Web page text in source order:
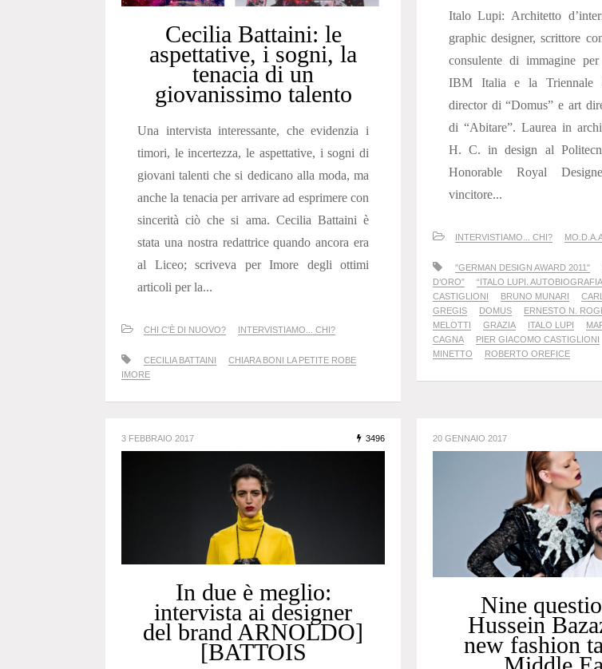
Cecilia Battaini: le
aspettative, i sogni, la
tenacia di un
giovanissimo talento
Una intervista interessante, che evidenzia i
timori, le incertezza, le aspettative, i sogni di
giovani talenti che si dedicano alla moda, ma
anche la tenacia per arrivare ad esprimere con
sincerità ciò che si ama. Cecilia Battaini è
stata una nostra redattrice quando ancora era
al Liceo; scriveva per Imore degli ottimi
articoli per la...
CHI C'È DI NUOVO? INTERVISTIAMO... CHI?
CECILIA BATTAINI
CHIARA BONI LA PETITE ROBE
IMORE
Italo Lupi: Architetto
graphic designer, scrittore
consulente di immagine
IBM Italia e la Triennale
director di “Domus” e art
di “Abitare”. Laurea in
H. C. in design al
Honorable Royal
vincitore...
INTERVISTIAMO... CHI?
"GERMAN DESIGN AWARD 2011"
D’ORO”
“ITALO LUPI.
CASTIGLIONI
BRUNO MUNARI
GREGIS
DOMUS ERNESTO N.
MELOTTI
GRAZIA ITALO LUPI
CAGNA
PIER GIACOMO CASTIGLIONI
MINETTO
ROBERTO OREFICE
3 FEBBRAIO 2017 3496
In due è meglio:
intervista ai designer
del brand ARNOLDO]
[BATTOIS
20 GENNAIO 2017
Nine
Hussein
new fashion